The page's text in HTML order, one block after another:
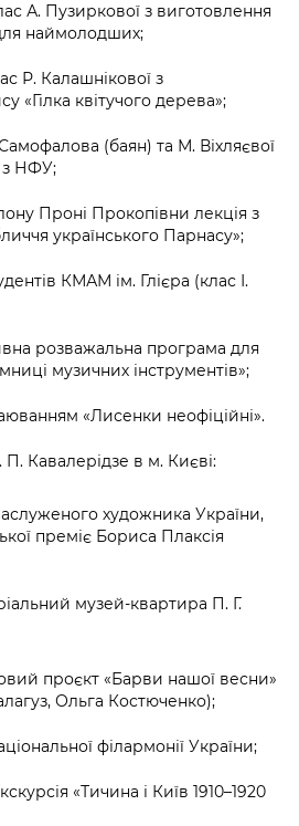
А. Пузиркової з виготовлення
наймолодших;
Р. Калашнікової з
«Гілка квітучого дерева»;
(баян) та М. Віхляєвої
з НФУ;
Проні Прокопівни лекція з
українського Парнасу»;
КМАМ ім. Глієра (клас І.
розважальна програма для
музичних інструментів»;
«Лисенки неофіційні».
Кавалерідзе в м. Києві:
художника України,
преміє Бориса Плаксія
музей-квартира П. Г.
проєкт «Барви нашої весни»
Ольга Костюченко);
філармонії України;
«Тичина і Київ 1910–1920